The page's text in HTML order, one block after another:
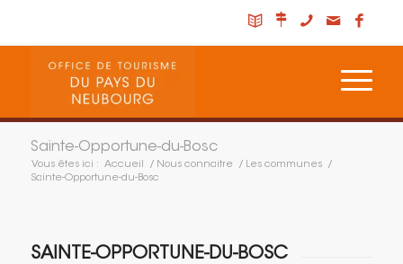
Sainte-Opportune-du-Bosc
Vous êtes ici : Accueil / Nous connaitre / Les communes
/
Sainte-Opportune-du-Bosc
SAINTE-OPPORTUNE-DU-BOSC